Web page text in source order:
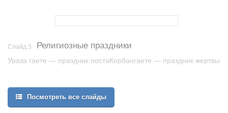
Слайд 3 Религиозные праздники
Ураза гаете — праздник постаКорбангаете — праздник жертвы
Посмотреть все слайды